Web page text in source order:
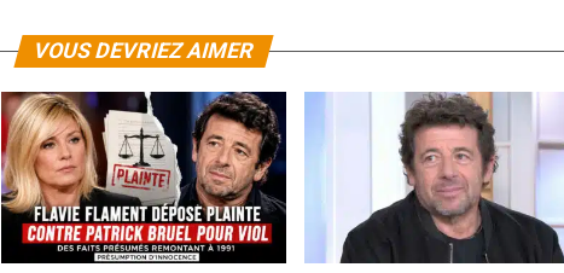
VOUS DEVRIEZ AIMER